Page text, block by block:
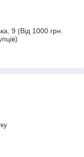
9 (Від 1000 грн.